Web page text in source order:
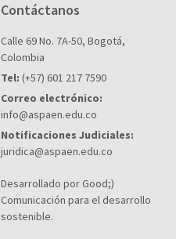
Contáctanos
Calle 69 No. 7A-50, Bogotá,
Colombia
Tel: (+57) 601 217 7590
Correo electrónico:
info@aspaen.edu.co
Notificaciones Judiciales:
juridica@aspaen.edu.co
Desarrollado por Good;)
Comunicación para el desarrollo
sostenible.